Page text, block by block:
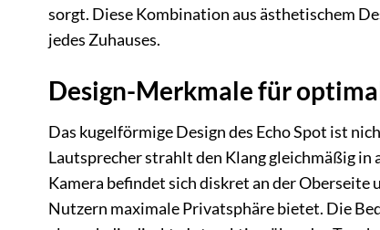
sorgt. Diese Kombination aus ästhetischem
jedes Zuhauses.
Design-Merkmale für
Das kugelförmige Design des Echo Spot ist
Lautsprecher strahlt den Klang gleichmäßig
Kamera befindet sich diskret an der Oberseite
Nutzern maximale Privatsphäre bietet. Die